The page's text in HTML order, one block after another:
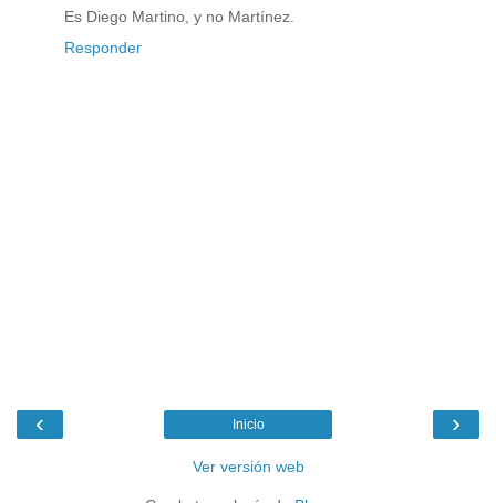
Es Diego Martino, y no Martínez.
Responder
‹ ›
Inicio
Ver versión web